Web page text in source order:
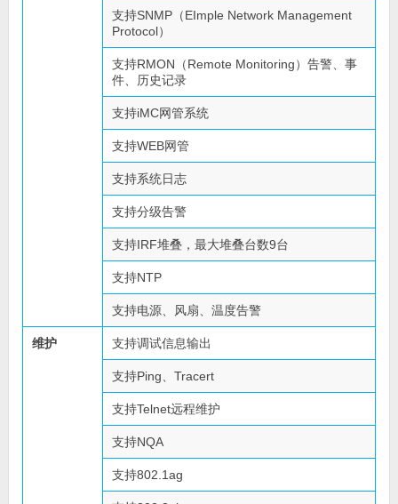
支持SNMP（EImple Network Management
Protocol）
支持RMON（Remote Monitoring）告警、事
件、历史记录
支持iMC网管系统
支持WEB网管
支持系统日志
支持分级告警
支持IRF堆叠，最大堆叠台数9台
支持NTP
支持电源、风扇、温度告警
维护 支持调试信息输出
支持Ping、Tracert
支持Telnet远程维护
支持NQA
支持802.1ag